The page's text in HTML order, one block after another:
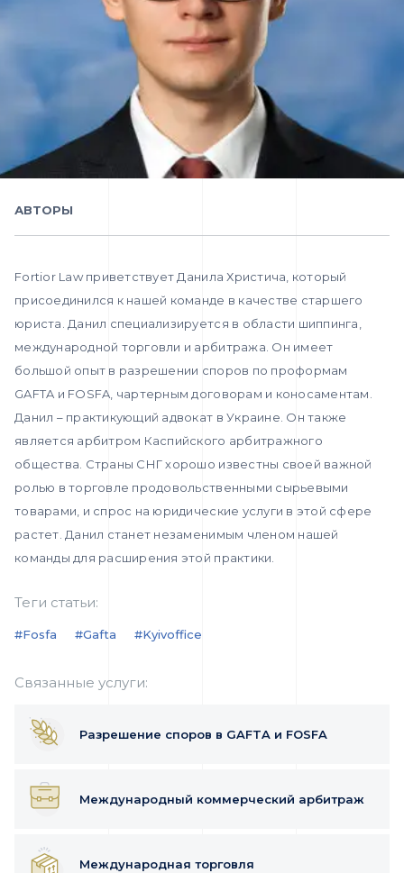
АВТОРЫ
Fortior Law приветствует Данила Христича, который
присоединился к нашей команде в качестве старшего
юриста. Данил специализируется в области шиппинга,
международной торговли и арбитража. Он имеет
большой опыт в разрешении споров по проформам
GAFTA и FOSFA, чартерным договорам и коносаментам.
Данил – практикующий адвокат в Украине. Он также
является арбитром Каспийского арбитражного
общества. Страны СНГ хорошо известны своей важной
ролью в торговле продовольственными сырьевыми
товарами, и спрос на юридические услуги в этой сфере
растет. Данил станет незаменимым членом нашей
команды для расширения этой практики.
Теги статьи:
#fosfa #gafta #kyivoffice
Связанные услуги:
Разрешение споров в GAFTA и FOSFA
Международный коммерческий арбитраж
Международная торговля